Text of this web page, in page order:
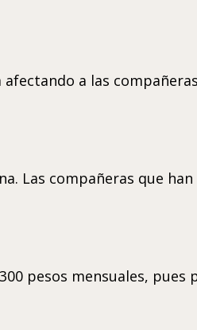
a las
Las compañeras que
pesos mensuales, pues